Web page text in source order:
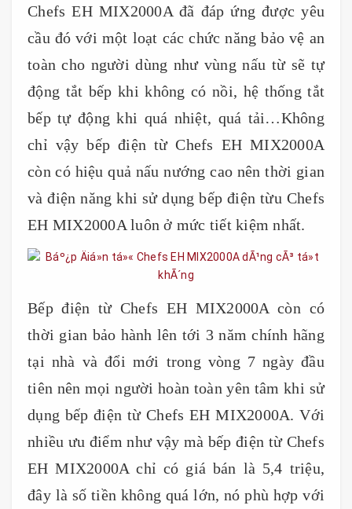
Chefs EH MIX2000A đã đáp ứng được yêu
cầu đó với một loạt các chức năng bảo vệ an
toàn cho người dùng như vùng nấu từ sẽ tự
động tắt bếp khi không có nồi, hệ thống tắt
bếp tự động khi quá nhiệt, quá tải…Không
chỉ vậy bếp điện từ Chefs EH MIX2000A
còn có hiệu quả nấu nướng cao nên thời gian
và điện năng khi sử dụng bếp điện từu Chefs
EH MIX2000A luôn ở mức tiết kiệm nhất.
Bếp điện từ Chefs EH MIX2000A còn có
thời gian bảo hành lên tới 3 năm chính hãng
tại nhà và đổi mới trong vòng 7 ngày đầu
tiên nên mọi người hoàn toàn yên tâm khi sử
dụng bếp điện từ Chefs EH MIX2000A. Với
nhiều ưu điểm như vậy mà bếp điện từ Chefs
EH MIX2000A chỉ có giá bán là 5,4 triệu,
đây là số tiền không quá lớn, nó phù hợp với